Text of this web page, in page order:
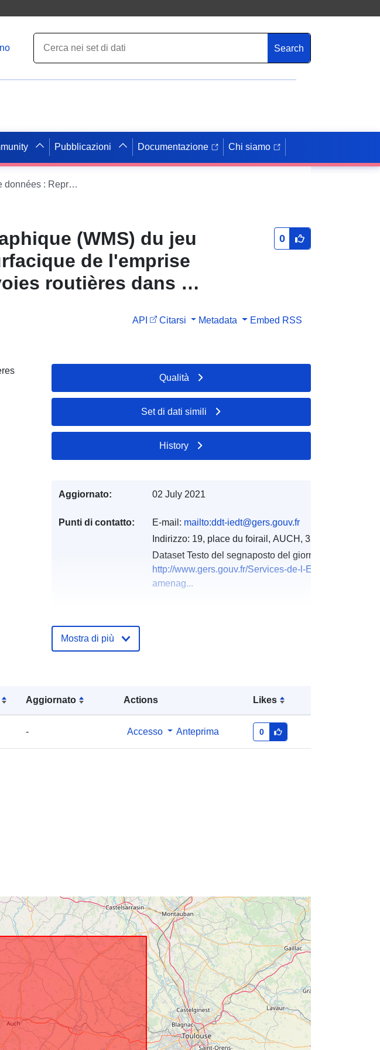
Search
Pubblicazioni Documentazione Chi siamo
Service de visualisation cartographique (WMS) du jeu de données : Représentation surfacique de l'emprise de la nuisance bruit le long de voies routières dans le Gers
(WMS) du jeu
de l'emprise
routières dans le
0
API Citarsi Metadata Embed RSS
Aggiornato Actions Likes
- Accesso Anteprima 0
Qualità
Set di dati simili
History
Aggiornato: 02 July 2021
Punti di contatto: E-mail: mailto:ddt-iedt@gers.gouv.fr
Indirizzo: 19, place du foirail, AUCH, 32007, France
Dataset Testo del segnaposto del giorno della
http://www.gers.gouv.fr/Services-de-l-Etat/Agriculture-
amenag...
catalogo:
43.94050598 ], [ -0.2921086,
43.94050598 ], [ -0.2921086,
43.41620636 ], [ 1.20866084,
uriRef:
http://data.europa.eu/88u/dataset/fr-
120066022-srv-a8f9f76e-29e0-4f90-
b6f6-9a3bd2ec7259
Tipo:
Risorsa:
http://inspire.ec.europa.eu/metadata-
codelist/ResourceType/services
Mostra di più